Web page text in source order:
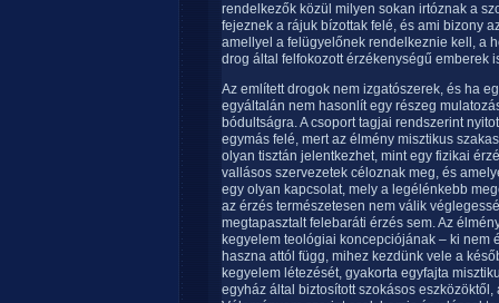
rendelkezők közül milyen sokan irtóznak a
fejeznek a rájuk bízottak felé, és ami bizony
amellyel a felügyelőnek rendelkeznie kell, a
drog által felfokozott érzékenységű emberek
Az említett drogok nem izgatószerek, és ha
egyáltalán nem hasonlít egy részeg
bódultságra. A csoport tagjai rendszerint
egymás felé, mert az élmény misztikus
olyan tisztán jelentkezhet, mint egy fizikai
vallásos szervezetek céloznak meg, és
egy olyan kapcsolat, mely a legélénkebb
az érzés természetesen nem válik
megtapasztalt felebaráti érzés sem. Az
kegyelem teológiai koncepciójának – ki nem
haszna attól függ, mihez kezdünk vele a
kegyelem létezését, gyakorta egyfajta
egyház által biztosított szokásos